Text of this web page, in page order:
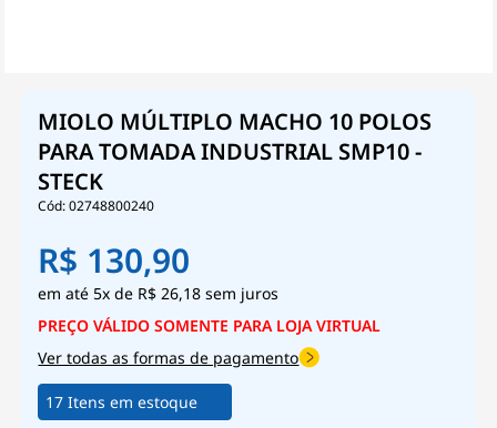
MIOLO MÚLTIPLO MACHO 10 POLOS
PARA TOMADA INDUSTRIAL SMP10 -
STECK
02748800240
R$ 130,90
5xde R$ 26,18 sem juros
Ver todas as formas de pagamento
17 Itens em estoque